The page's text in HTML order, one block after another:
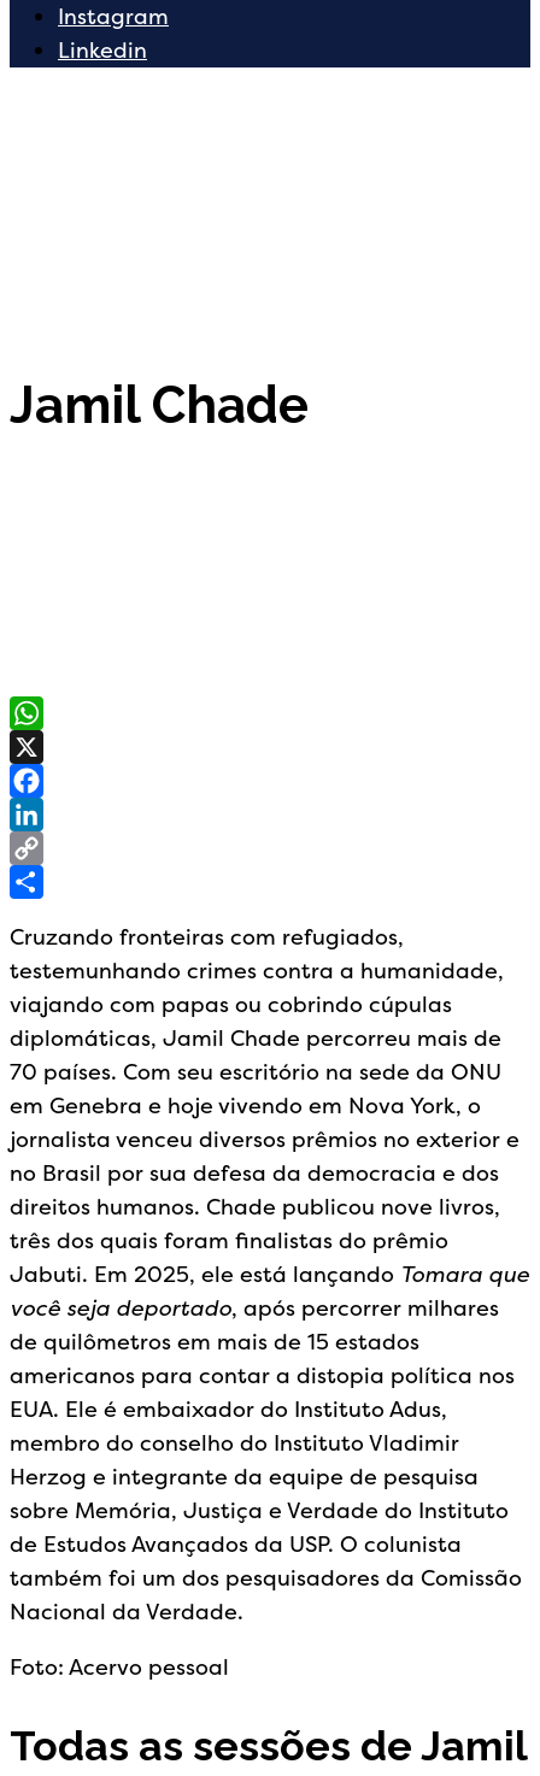
Instagram
Linkedin
Jamil Chade
Cruzando fronteiras com refugiados,
testemunhando crimes contra a humanidade,
viajando com papas ou cobrindo cúpulas
diplomáticas, Jamil Chade percorreu mais de
70 países. Com seu escritório na sede da ONU
em Genebra e hoje vivendo em Nova York, o
jornalista venceu diversos prêmios no exterior e
no Brasil por sua defesa da democracia e dos
direitos humanos. Chade publicou nove livros,
três dos quais foram finalistas do prêmio
Jabuti. Em 2025, ele está lançando Tomara que
você seja deportado, após percorrer milhares
de quilômetros em mais de 15 estados
americanos para contar a distopia política nos
EUA. Ele é embaixador do Instituto Adus,
membro do conselho do Instituto Vladimir
Herzog e integrante da equipe de pesquisa
sobre Memória, Justiça e Verdade do Instituto
de Estudos Avançados da USP. O colunista
também foi um dos pesquisadores da Comissão
Nacional da Verdade.
Foto: Acervo pessoal
Todas as sessões de Jamil